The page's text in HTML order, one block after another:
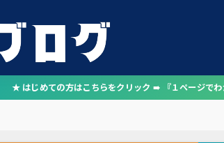
★ はじめての方はこちらをクリック ➠ 『１ページでわ